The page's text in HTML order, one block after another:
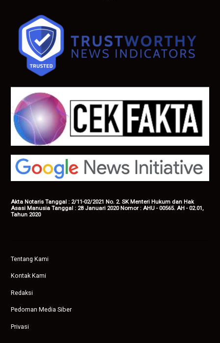
Akta Notaris Tanggal : 2/11-02/2021 No. 2. SK Menteri Hukum dan Hak
Asasi Manusia Tanggal : 28 Januari 2020 Nomor : AHU - 00565. AH - 02.01,
Tahun 2020
Tentang Kami
Kontak Kami
Redaksi
Pedoman Media Siber
Privasi